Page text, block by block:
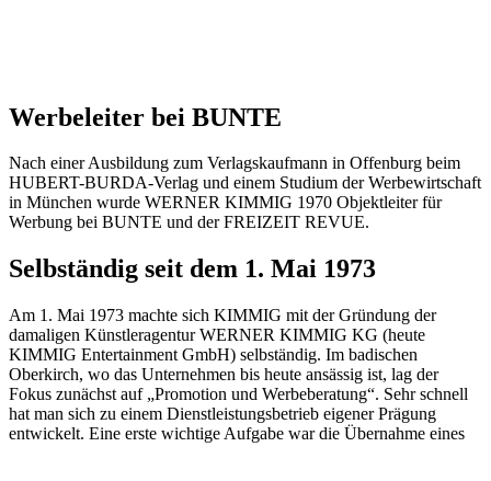
Werbeleiter bei BUNTE
Nach einer Ausbildung zum Verlagskaufmann in Offenburg beim
HUBERT-BURDA-Verlag und einem Studium der Werbewirtschaft
in München wurde WERNER KIMMIG 1970 Objektleiter für
Werbung bei BUNTE und der FREIZEIT REVUE.
Selbständig seit dem 1. Mai 1973
Am 1. Mai 1973 machte sich KIMMIG mit der Gründung der
damaligen Künstleragentur WERNER KIMMIG KG (heute
KIMMIG Entertainment GmbH) selbständig. Im badischen
Oberkirch, wo das Unternehmen bis heute ansässig ist, lag der
Fokus zunächst auf „Promotion und Werbeberatung“. Sehr schnell
hat man sich zu einem Dienstleistungsbetrieb eigener Prägung
entwickelt. Eine erste wichtige Aufgabe war die Übernahme eines